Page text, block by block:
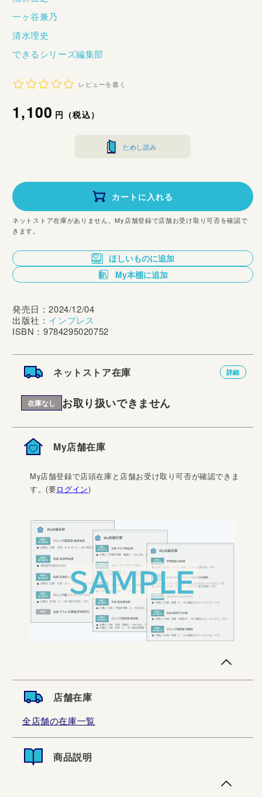
一ヶ谷兼乃
清水理史
できるシリーズ編集部
レビューを書く
通
格
1,100円（税込）
ためし読み
カートに入れる
ネットストア在庫がありません。My店舗登録で店舗お受け取り可否を確認で
きます。
ほしいものに追加
My本棚に追加
発売日：2024/12/04
出版社： インプレス
ISBN：9784295020752
ネットストア在庫 詳細
在庫なし お取り扱いできません
My店舗在庫
My店舗登録で店頭在庫と店舗お受け取り可否が確認できま
す。(要ログイン)
店舗在庫
全店舗の在庫一覧
商品説明